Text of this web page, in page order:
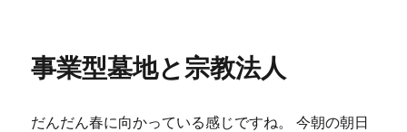
ー
事業型墓地と宗教法人
だんだん春に向かっている感じですね。 今朝の朝日